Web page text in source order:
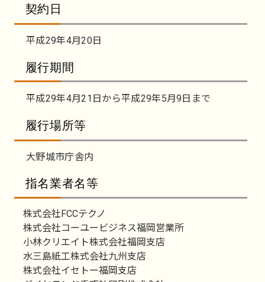
契約日
平成29年4月20日
履行期間
平成29年4月21日から平成29年5月9日まで
履行場所等
大野城市庁舎内
指名業者名等
株式会社FCCテクノ
株式会社コーユービジネス福岡営業所
小林クリエイト株式会社福岡支店
水三島紙工株式会社九州支店
株式会社イセトー福岡支店